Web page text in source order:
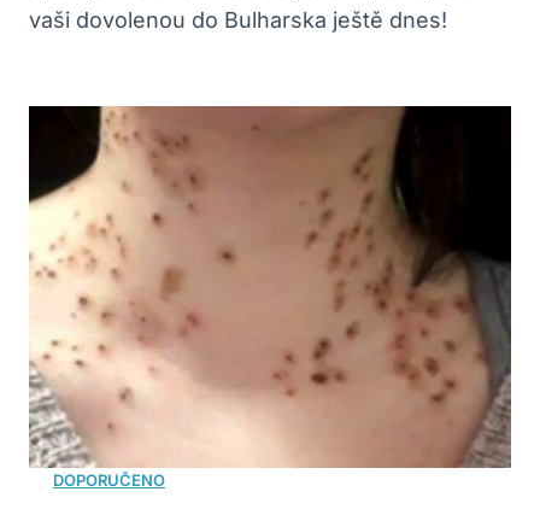
vaši dovolenou do Bulharska ještě dnes!